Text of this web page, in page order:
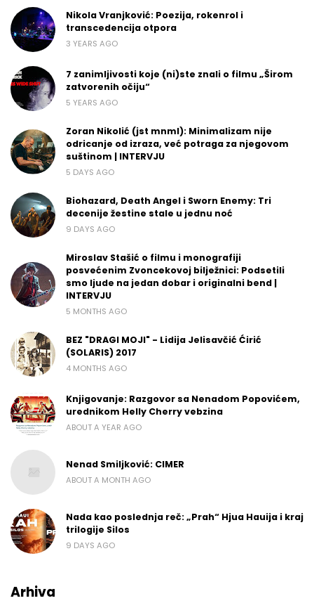
Nikola Vranjković: Poezija, rokenrol i
transcedencija otpora
3 YEARS AGO
7 zanimljivosti koje (ni)ste znali o filmu „Širom
zatvorenih očiju“
5 YEARS AGO
Zoran Nikolić (jst mnml): Minimalizam nije
odricanje od izraza, već potraga za njegovom
suštinom | INTERVJU
5 DAYS AGO
Biohazard, Death Angel i Sworn Enemy: Tri
decenije žestine stale u jednu noć
9 DAYS AGO
Miroslav Stašić o filmu i monografiji
posvećenim Zvoncekovoj bilježnici: Podsetili
smo ljude na jedan dobar i originalni bend |
INTERVJU
5 MONTHS AGO
BEZ "DRAGI MOJI" - Lidija Jelisavčić Ćirić
(SOLARIS) 2017
4 MONTHS AGO
Knjigovanje: Razgovor sa Nenadom Popovićem,
urednikom Helly Cherry vebzina
ABOUT A YEAR AGO
Nenad Smiljković: CIMER
ABOUT A MONTH AGO
Nada kao poslednja reč: „Prah“ Hjua Hauija i kraj
trilogije Silos
9 DAYS AGO
Arhiva